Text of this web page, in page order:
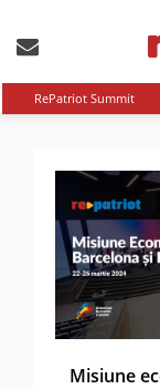
RePatriot Summit
Misiune